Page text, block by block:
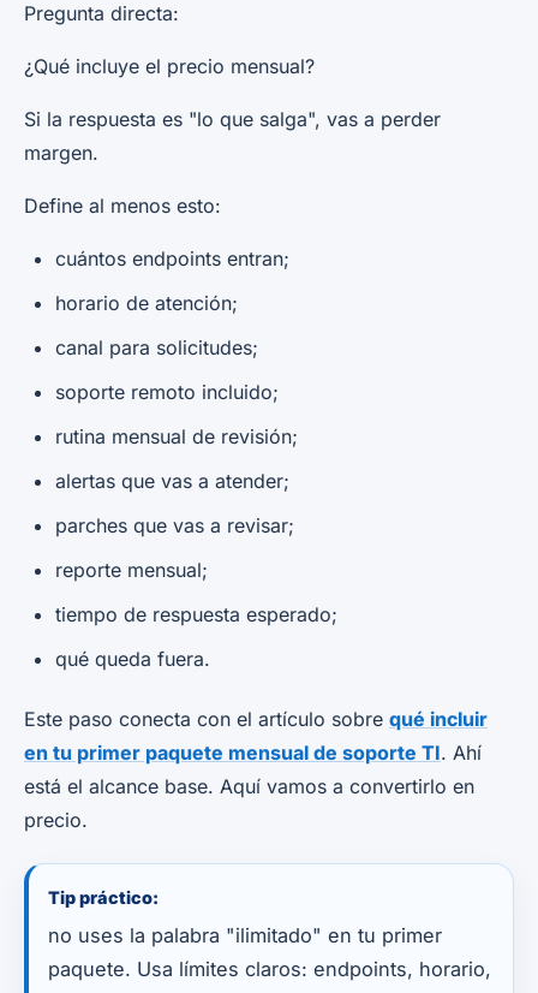
Pregunta directa:
¿Qué incluye el precio mensual?
Si la respuesta es "lo que salga", vas a perder
margen.
Define al menos esto:
cuántos endpoints entran;
horario de atención;
canal para solicitudes;
soporte remoto incluido;
rutina mensual de revisión;
alertas que vas a atender;
parches que vas a revisar;
reporte mensual;
tiempo de respuesta esperado;
qué queda fuera.
Este paso conecta con el artículo sobre qué incluir
en tu primer paquete mensual de soporte TI. Ahí
está el alcance base. Aquí vamos a convertirlo en
precio.
Tip práctico:
no uses la palabra "ilimitado" en tu primer
paquete. Usa límites claros: endpoints, horario,